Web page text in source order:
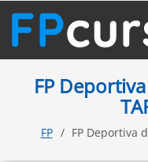
FP
FP FP Deportiva